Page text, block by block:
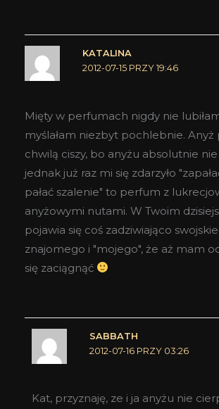
KATALINA
2012-07-15 PRZY 19:46
Mięty w perfumach nigdy nie
myślałam niezbyt pochlebnie. Anyż
chwilą ciszy, bo anyżu absolutnie
jednak już raz mi się zdarzyło
pałać szalenie" to perfum z
anyżowymi nutami. W Twoim
pojawia się coś zadziwiająco
znajomego i "mojego", że aż mam
się zaciągnąć
SABBATH
2012-07-16 PRZY 03:26
Kat, przyznaję, ze i ja anyżu nie